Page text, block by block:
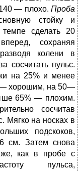
— плохо. Проба
стойку и
сделать 20
сохраняя
колени в
сосчитать пульс.
на 25% и менее
— хорошим, на 50—
65% — плохим.
сосчитав
Мягко на носках в
подскоков,
см. Затем снова
же, как в про­бе с
пульса,